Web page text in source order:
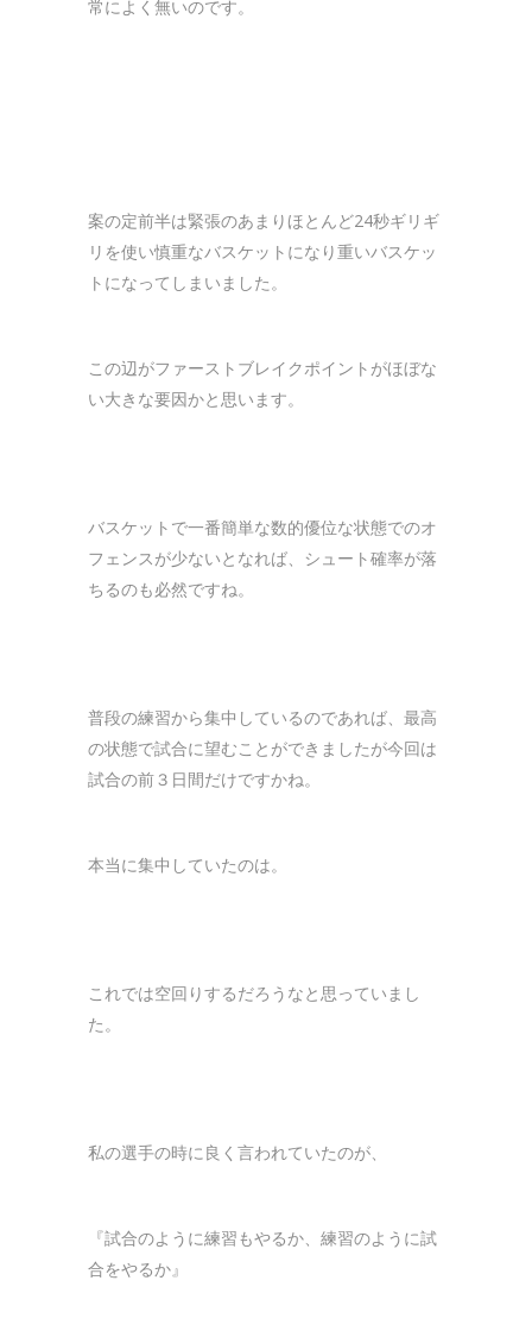
常によく無いのです。
案の定前半は緊張のあまりほとんど24秒ギリギ
リを使い慎重なバスケットになり重いバスケッ
トになってしまいました。
この辺がファーストブレイクポイントがほぼな
い大きな要因かと思います。
バスケットで一番簡単な数的優位な状態でのオ
フェンスが少ないとなれば、シュート確率が落
ちるのも必然ですね。
普段の練習から集中しているのであれば、最高
の状態で試合に望むことができましたが今回は
試合の前３日間だけですかね。
本当に集中していたのは。
これでは空回りするだろうなと思っていまし
た。
私の選手の時に良く言われていたのが、
『試合のように練習もやるか、練習のように試
合をやるか』